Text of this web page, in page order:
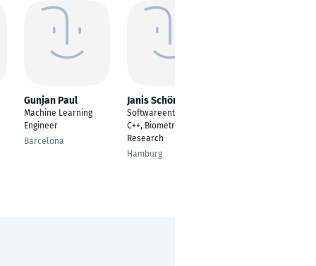
Gunjan Paul
Machine Learning
Engineer
Barcelona
Janis Schönefeld
Softwareentwickler
C++, Biometric
Research
Hamburg